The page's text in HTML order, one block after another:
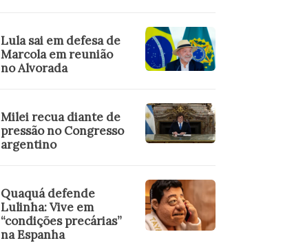
Lula sai em defesa de
Marcola em reunião
no Alvorada
Milei recua diante de
pressão no Congresso
argentino
Quaquá defende
Lulinha: Vive em
“condições precárias”
na Espanha